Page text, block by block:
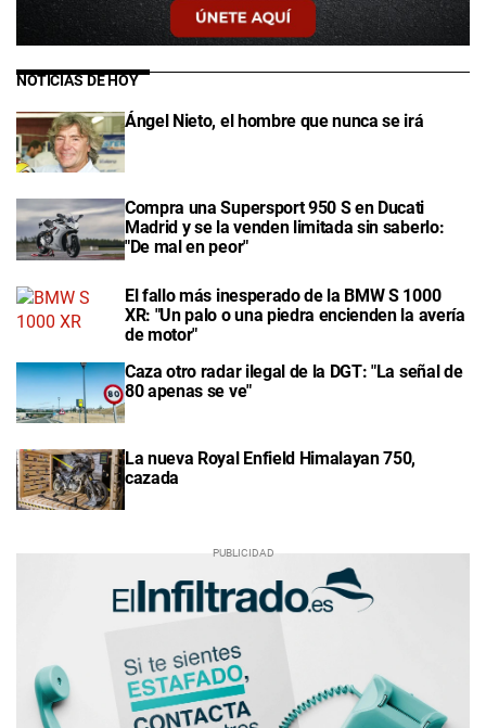
NOTICIAS DE HOY
Ángel Nieto, el hombre que nunca se irá
Compra una Supersport 950 S en Ducati
Madrid y se la venden limitada sin saberlo:
"De mal en peor"
El fallo más inesperado de la BMW S 1000
XR: "Un palo o una piedra encienden la avería
de motor"
Caza otro radar ilegal de la DGT: "La señal de
80 apenas se ve"
La nueva Royal Enfield Himalayan 750,
cazada